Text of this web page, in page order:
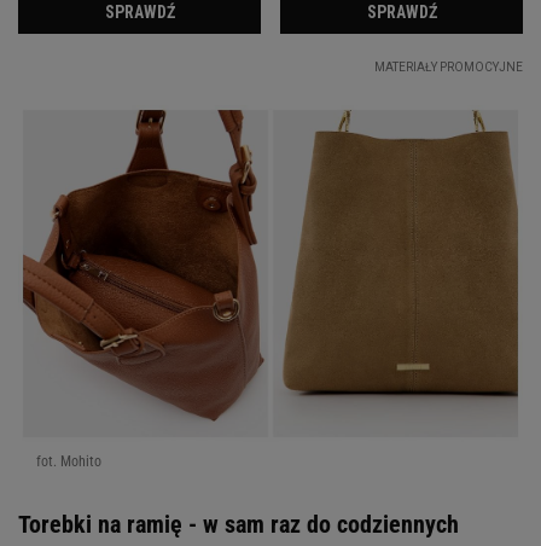
fot. Mohito
Torebki na ramię - w sam raz do codziennych